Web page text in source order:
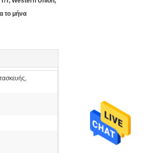
το μήνα